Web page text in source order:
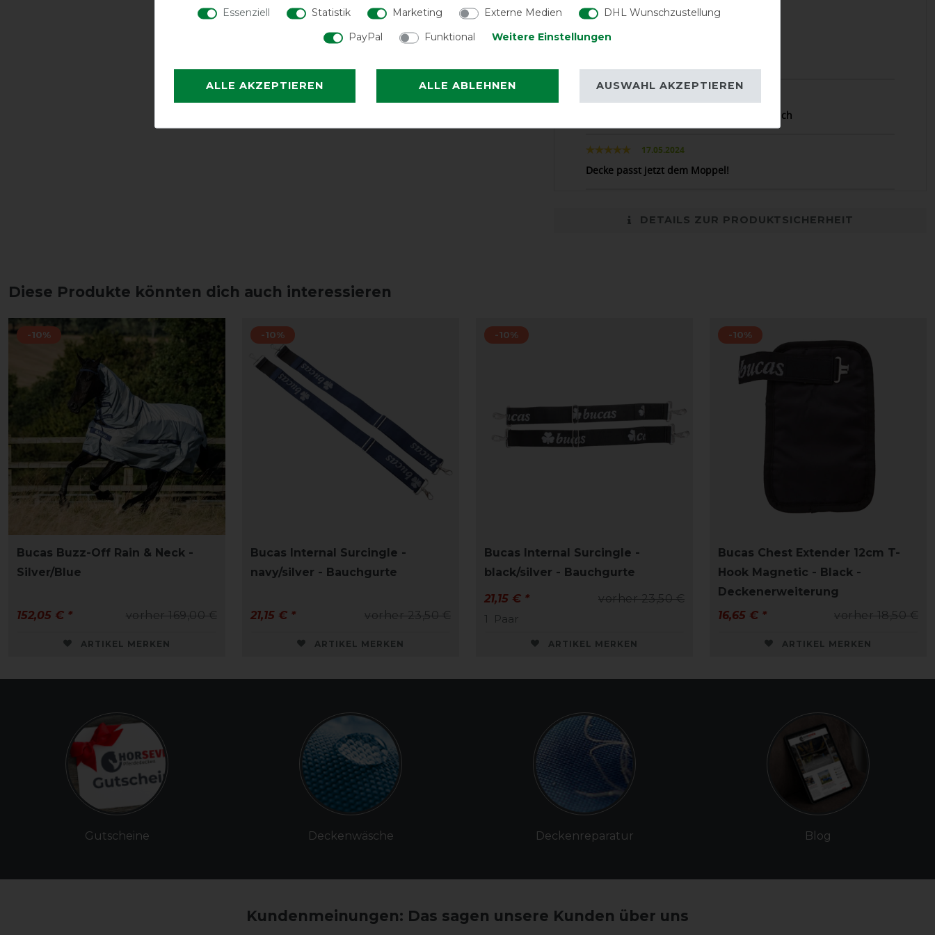
Gute Verlängerung bei fülligen Pferdebauch
17.05.2024
Decke passt jetzt dem Moppel!
DETAILS ZUR PRODUKTSICHERHEIT
Diese Produkte könnten dich auch interessieren
-10%
Bucas Buzz-Off Rain & Neck -
Silver/Blue
vorher 169,00 €
152,05 € *
ARTIKEL MERKEN
-10%
Bucas Internal Surcingle -
navy/silver - Bauchgurte
vorher 23,50 €
21,15 € *
ARTIKEL MERKEN
-10%
Bucas Internal Surcingle -
black/silver - Bauchgurte
vorher 23,50 €
21,15 € *
1
Paar
ARTIKEL MERKEN
-10%
Bucas Chest Extender 12cm T-
Hook Magnetic - Black -
Deckenerweiterung
vorher 18,50 €
16,65 € *
ARTIKEL MERKEN
Gutscheine Deckenwäsche Deckenreparatur Blog
Kundenmeinungen: Das sagen unsere Kunden über uns
Essenziell Statistik Marketing Externe Medien
DHL Wunschzustellung
PayPal
Funktional Weitere Einstellungen
ALLE AKZEPTIEREN ALLE ABLEHNEN AUSWAHL AKZEPTIEREN